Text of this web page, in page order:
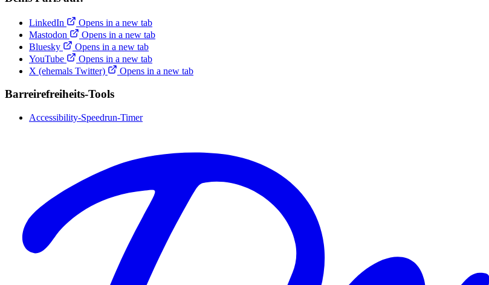
LinkedIn
Opens in a new tab
Mastodon
Opens in a new tab
Bluesky
Opens in a new tab
YouTube
Opens in a new tab
X (ehemals Twitter)
Opens in a new tab
Barreirefreiheits-Tools
Accessibility-Speedrun-Timer